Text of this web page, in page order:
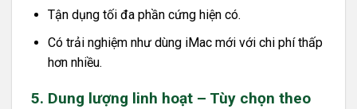
Tận dụng tối đa phần cứng hiện có.
Có trải nghiệm như dùng iMac mới với chi phí thấp
hơn nhiều.
5. Dung lượng linh hoạt – Tùy chọn theo